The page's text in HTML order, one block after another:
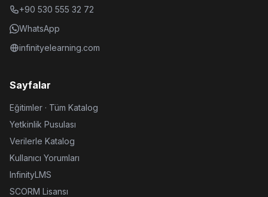
+90 530 555 32 72
WhatsApp
infinityelearning.com
Sayfalar
Eğitimler · Tüm Katalog
Yetkinlik Pusulası
Verilerle Katalog
Kullanıcı Yorumları
InfinityLMS
SCORM Lisansı